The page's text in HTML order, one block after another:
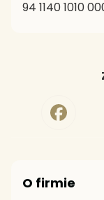
94 1140 1010
O firmie